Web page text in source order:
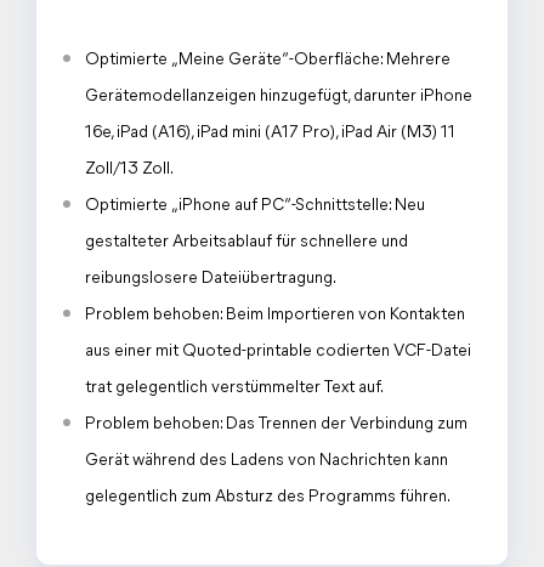
Optimierte „Meine Geräte“-Oberfläche: Mehrere
Gerätemodellanzeigen hinzugefügt, darunter iPhone
16e, iPad (A16), iPad mini (A17 Pro), iPad Air (M3) 11
Zoll/13 Zoll.
Optimierte „iPhone auf PC“-Schnittstelle: Neu
gestalteter Arbeitsablauf für schnellere und
reibungslosere Dateiübertragung.
Problem behoben: Beim Importieren von Kontakten
aus einer mit Quoted-printable codierten VCF-Datei
trat gelegentlich verstümmelter Text auf.
Problem behoben: Das Trennen der Verbindung zum
Gerät während des Ladens von Nachrichten kann
gelegentlich zum Absturz des Programms führen.